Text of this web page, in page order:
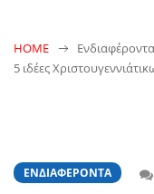
HOME
Ενδιαφέροντα
5 ιδέες
ΕΝΔΙΑΦΈΡΟΝΤΑ